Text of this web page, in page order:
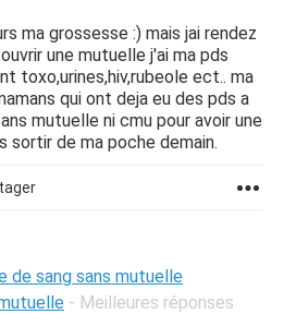
ma grossesse :) mais jai rendez
une mutuelle j'ai ma pds
toxo,urines,hiv,rubeole ect.. ma
qui ont deja eu des pds a
mutuelle ni cmu pour avoir une
sortir de ma poche demain.
de sang sans mutuelle
- Meilleures réponses